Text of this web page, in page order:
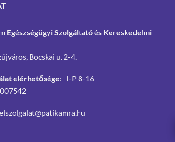
Egészségügyi Szolgáltató és Kereskedelmi
Bocskai u. 2-4.
elérhetősége: H-P 8-16